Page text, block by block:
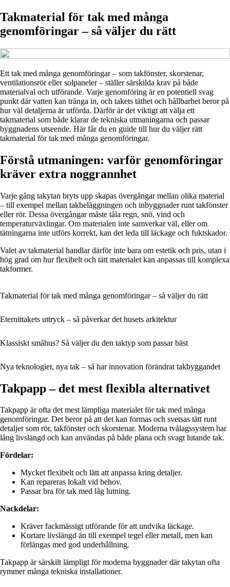
Takmaterial för tak med många
genomföringar – så väljer du rätt
Ett tak med många genomföringar – som takfönster, skorstenar,
ventilationsrör eller solpaneler – ställer särskilda krav på både
materialval och utförande. Varje genomföring är en potentiell svag
punkt där vatten kan tränga in, och takets täthet och hållbarhet beror på
hur väl detaljerna är utförda. Därför är det viktigt att välja ett
takmaterial som både klarar de tekniska utmaningarna och passar
byggnadens utseende. Här får du en guide till hur du väljer rätt
takmaterial för tak med många genomföringar.
Förstå utmaningen: varför genomföringar
kräver extra noggrannhet
Varje gång takytan bryts upp skapas övergångar mellan olika material
– till exempel mellan takbeläggningen och inbyggnader runt takfönster
eller rör. Dessa övergångar måste tåla regn, snö, vind och
temperaturväxlingar. Om materialen inte samverkar väl, eller om
tätningarna inte utförs korrekt, kan det leda till läckage och fuktskador.
Valet av takmaterial handlar därför inte bara om estetik och pris, utan i
hög grad om hur flexibelt och tätt materialet kan anpassas till komplexa
takformer.
Takmaterial för tak med många genomföringar – så väljer du rätt
Eternittakets uttryck – så påverkar det husets arkitektur
Klassiskt småhus? Så väljer du den taktyp som passar bäst
Nya teknologier, nya tak – så har innovation förändrat takbyggandet
Takpapp – det mest flexibla alternativet
Takpapp är ofta det mest lämpliga materialet för tak med många
genomföringar. Det beror på att det kan formas och svetsas tätt runt
detaljer som rör, takfönster och skorstenar. Moderna tvålagssystem har
lång livslängd och kan användas på både plana och svagt lutande tak.
Fördelar:
Mycket flexibelt och lätt att anpassa kring detaljer.
Kan repareras lokalt vid behov.
Passar bra för tak med låg lutning.
Nackdelar:
Kräver fackmässigt utförande för att undvika läckage.
Kortare livslängd än till exempel tegel eller metall, men kan
förlängas med god underhållning.
Takpapp är särskilt lämpligt för moderna byggnader där takytan ofta
rymmer många tekniska installationer.